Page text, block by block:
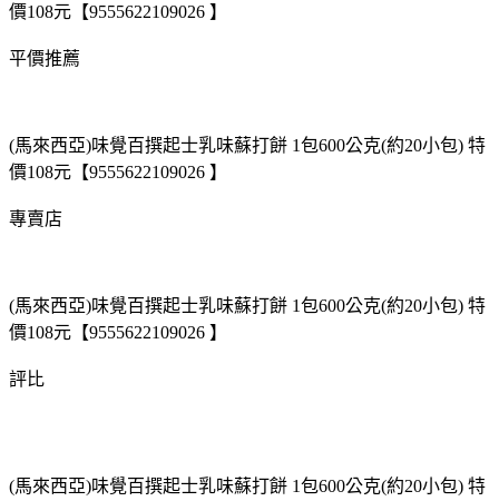
價108元【9555622109026 】
平價推薦
(馬來西亞)味覺百撰起士乳味蘇打餅 1包600公克(約20小包) 特
價108元【9555622109026 】
專賣店
(馬來西亞)味覺百撰起士乳味蘇打餅 1包600公克(約20小包) 特
價108元【9555622109026 】
評比
(馬來西亞)味覺百撰起士乳味蘇打餅 1包600公克(約20小包) 特